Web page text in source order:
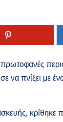
να πνίξει με
κρίθηκε